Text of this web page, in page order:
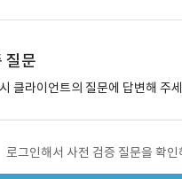
질문
클라이언트의 질문에 답변해 주
로그인해서 사전 검증 질문을 확인